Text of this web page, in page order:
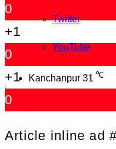
Twitter
YouTube
Kanchanpur 31 ℃
0
+1
0
+1
0
Article inline ad